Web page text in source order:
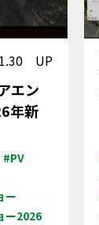
UP
エン
年新
#PV
ー
ー2026